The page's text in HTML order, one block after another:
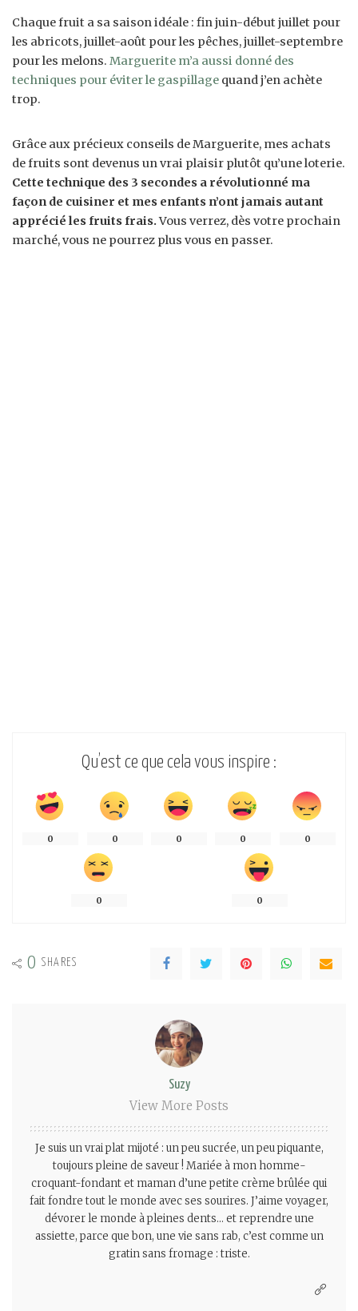
Chaque fruit a sa saison idéale : fin juin-début juillet pour
les abricots, juillet-août pour les pêches, juillet-septembre
pour les melons. Marguerite m’a aussi donné des
techniques pour éviter le gaspillage quand j’en achète
trop.
Grâce aux précieux conseils de Marguerite, mes achats
de fruits sont devenus un vrai plaisir plutôt qu’une loterie.
Cette technique des 3 secondes a révolutionné ma
façon de cuisiner et mes enfants n’ont jamais autant
apprécié les fruits frais.Vous verrez, dès votre prochain
marché, vous ne pourrez plus vous en passer.
Qu’est ce que cela vous inspire :
0 0 0 0 0
0 0
0 SHARES
Suzy
View More Posts
Je suis un vrai plat mijoté : un peu sucrée, un peu piquante,
toujours pleine de saveur ! Mariée à mon homme-
croquant-fondant et maman d’une petite crème brûlée qui
fait fondre tout le monde avec ses sourires. J’aime voyager,
dévorer le monde à pleines dents… et reprendre une
assiette, parce que bon, une vie sans rab, c’est comme un
gratin sans fromage : triste.